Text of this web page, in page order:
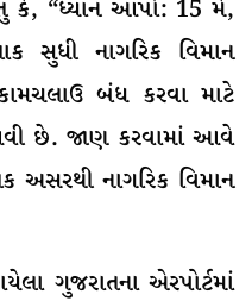
કે, “ધ્યાન આપો: 15 મે,
સુધી નાગરિક વિમાન
બંધ કરવા માટે
છે. જાણ કરવામાં આવે
અસરથી નાગરિક વિમાન
ગુજરાતના એરપોર્ટમાં